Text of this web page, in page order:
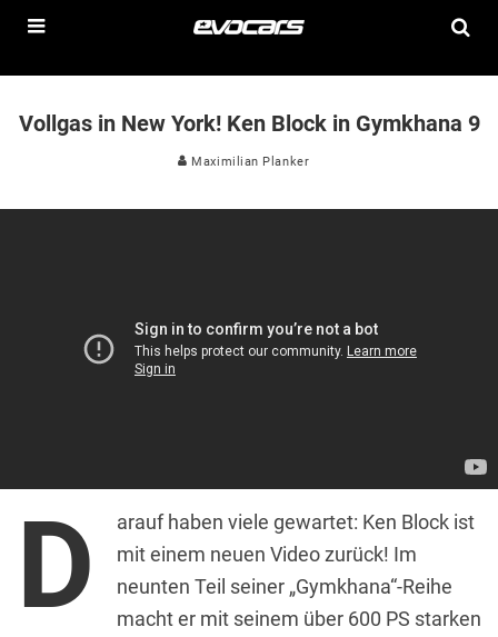
Vollgas in New York! Ken Block in Gymkhana 9
Maximilian Planker
D
arauf haben viele gewartet: Ken Block ist
mit einem neuen Video zurück! Im
neunten Teil seiner „Gymkhana“-Reihe
macht er mit seinem über 600 PS starken